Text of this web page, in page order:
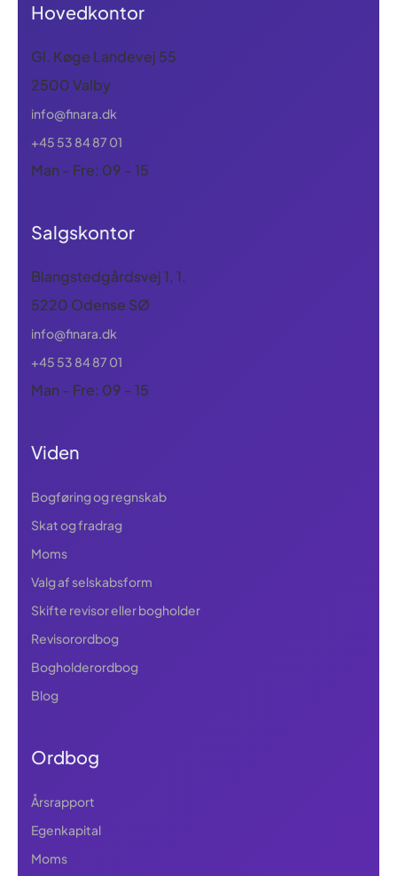
Hovedkontor
Gl. Køge Landevej 55
2500 Valby
info@finara.dk
+45 53 84 87 01
Man - Fre: 09 - 15
Salgskontor
Blangstedgårdsvej 1, 1.
5220 Odense SØ
info@finara.dk
+45 53 84 87 01
Man - Fre: 09 - 15
Viden
Bogføring og regnskab
Skat og fradrag
Moms
Valg af selskabsform
Skifte revisor eller bogholder
Revisorordbog
Bogholderordbog
Blog
Ordbog
Årsrapport
Egenkapital
Moms